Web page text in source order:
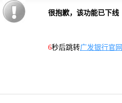
很抱歉，该功能已下线
6秒后跳转广发银行官网